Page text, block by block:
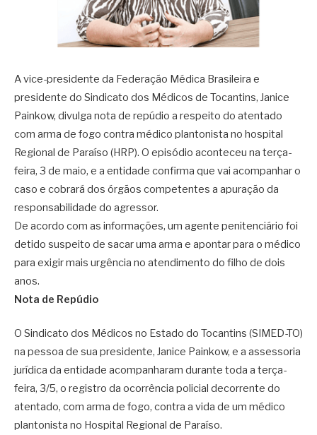
A vice-presidente da Federação Médica Brasileira e
presidente do Sindicato dos Médicos de Tocantins, Janice
Painkow, divulga nota de repúdio a respeito do atentado
com arma de fogo contra médico plantonista no hospital
Regional de Paraíso (HRP). O episódio aconteceu na terça-
feira, 3 de maio, e a entidade confirma que vai acompanhar o
caso e cobrará dos órgãos competentes a apuração da
responsabilidade do agressor.
De acordo com as informações, um agente penitenciário foi
detido suspeito de sacar uma arma e apontar para o médico
para exigir mais urgência no atendimento do filho de dois
anos.
Nota de Repúdio
O Sindicato dos Médicos no Estado do Tocantins (SIMED-TO)
na pessoa de sua presidente, Janice Painkow, e a assessoria
jurídica da entidade acompanharam durante toda a terça-
feira, 3/5, o registro da ocorrência policial decorrente do
atentado, com arma de fogo, contra a vida de um médico
plantonista no Hospital Regional de Paraíso.